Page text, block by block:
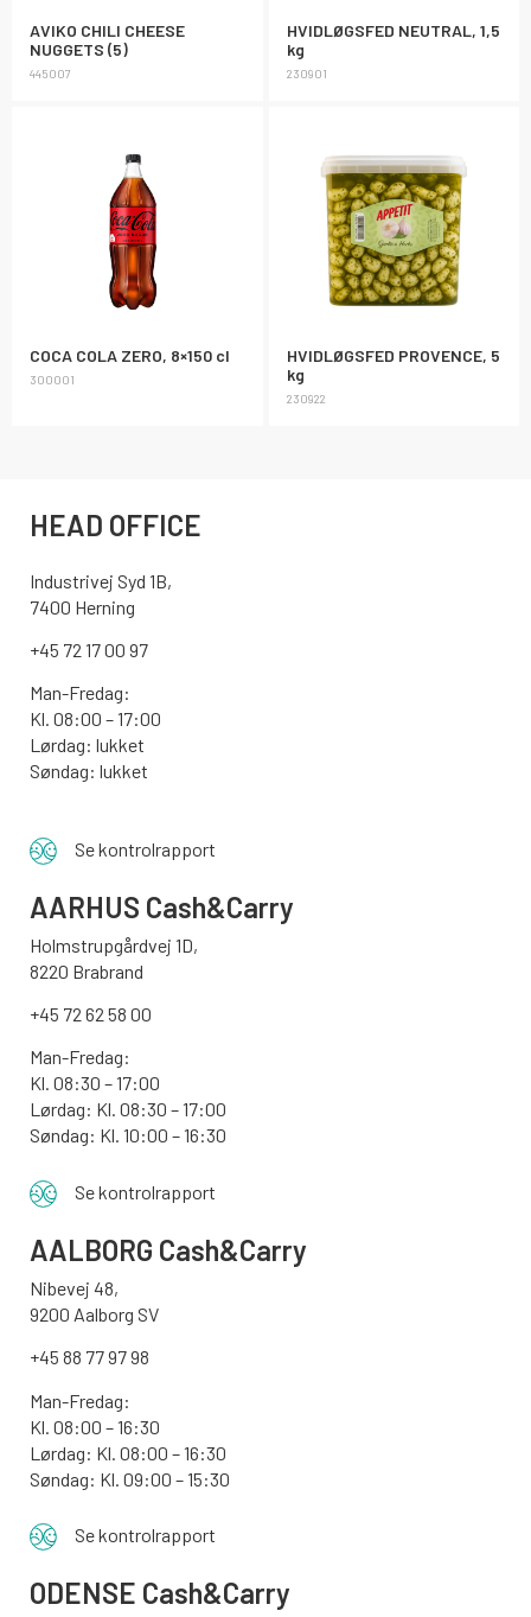
AVIKO CHILI CHEESE
NUGGETS (5)
445007
HVIDLØGSFED NEUTRAL, 1,5
kg
230901
COCA COLA ZERO, 8×150 cl
300001
HVIDLØGSFED PROVENCE, 5
kg
230922
HEAD OFFICE
Industrivej Syd 1B,
7400 Herning
+45 72 17 00 97
Man-Fredag:
Kl. 08:00 – 17:00
Lørdag: lukket
Søndag: lukket
Se kontrolrapport
AARHUS Cash&Carry
Holmstrupgårdvej 1D,
8220 Brabrand
+45 72 62 58 00
Man-Fredag:
Kl. 08:30 – 17:00
Lørdag: Kl. 08:30 – 17:00
Søndag: Kl. 10:00 – 16:30
Se kontrolrapport
AALBORG Cash&Carry
Nibevej 48,
9200 Aalborg SV
+45 88 77 97 98
Man-Fredag:
Kl. 08:00 – 16:30
Lørdag: Kl. 08:00 – 16:30
Søndag: Kl. 09:00 – 15:30
Se kontrolrapport
ODENSE Cash&Carry